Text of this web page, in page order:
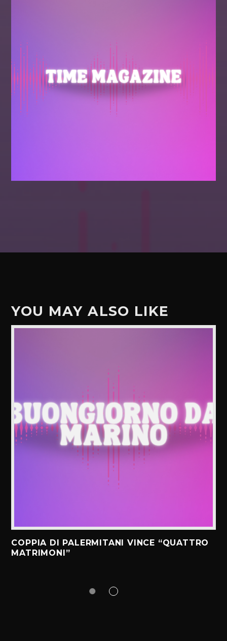
YOU MAY ALSO LIKE
COPPIA DI PALERMITANI VINCE “QUATTRO
MATRIMONI”